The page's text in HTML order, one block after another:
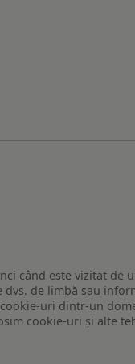
când este vizitat
de limbă sau
uri dintr-un
cookie-uri și alte